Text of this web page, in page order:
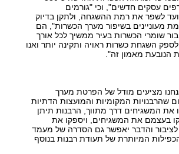
עסקים חדשים", וכי "גורמים
לשפר את רמת ההשגחה, ולתקן בדיוק
מעוניינים בשיפור מערך הכשרות", הם
שומרי הכשרות בעיר ממשיך לכל אורך
השגחת כשרות ראויה ותקינה יותר ואנו
הנובעת מאמון זה".
מציעים מודל של הפרטת מערך
שהרבנויות המקומיות והמועצות הדתיות
את המשגיחים דרך מתווך, הרבנות תיתן
בעצמם את המשגיחים, ויספקו את
והדבר יאפשר גם הסדרה של מעמד
המיותרת של תעודת רבנות בנוסף